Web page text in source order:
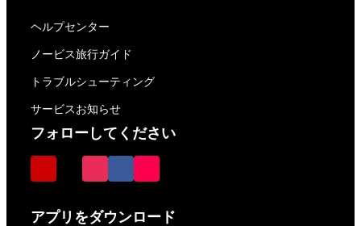
ヘルプセンター
ノービス旅行ガイド
トラブルシューティング
サービスお知らせ
フォローしてください
アプリをダウンロード